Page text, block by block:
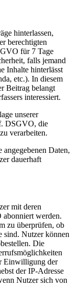
hinterlassen,
berechtigten
für 7 Tage
falls jemand
Inhalte hinterlässt
etc.). In diesem
Beitrag belangt
interessiert.
unserer
DSGVO, die
verarbeiten.
Daten,
dauerhaft
mit deren
werden.
zu überprüfen, ob
sind. Nutzer können
Die
Einwilligung der
der IP-Adresse
Nutzer sich von